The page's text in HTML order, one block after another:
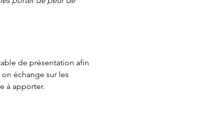
de présentation afin
échange sur les
à apporter.